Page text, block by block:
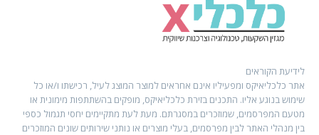
לידיעת הקוראים
אתר כלכליאיקס ומפעיליו אינם אחראים למוצר המוצג לעיל, רכישתו ו/או כל
שימוש בנוגע אליו. התכנים בזירת כלכליאיקס, מופקים בהשתתפות מימונית או
מטעם המפרסמים, שמוזכרים במסגרתם. מעת לעת מתקיימים יחסי תגמול כספי
בין מנהלי האתר לבין מפרסמים, בעלי מוצרים או נותני שירותים שונים המוזכרים